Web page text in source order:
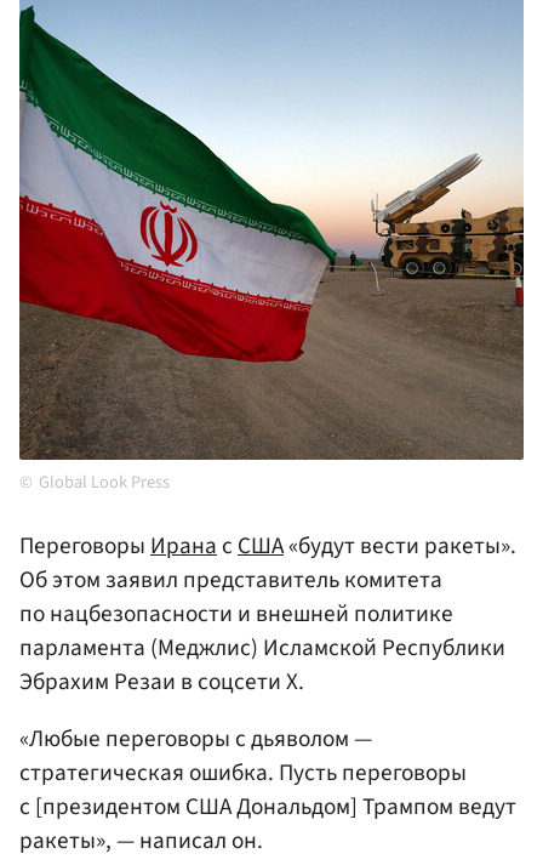
Global Look Press
ПереговорыИранасСША«будут вести ракеты».
Об этом заявил представитель комитета
по нацбезопасности и внешней политике
парламента (Меджлис) Исламской Республики
Эбрахим Резаи в соцсети X.
«Любые переговоры с дьяволом —
стратегическая ошибка. Пусть переговоры
с [президентом США Дональдом] Трампом ведут
ракеты», — написал он.